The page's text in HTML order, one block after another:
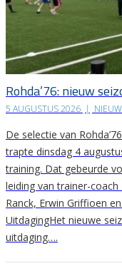
Rohda’76: nieuw
5 AUGUSTUS 2026 |
De selectie van
trapte dinsdag 4
training. Dat gebeurde
leiding van trainer-
Ranck, Erwin Griffioen
UitdagingHet nieuwe
uitdaging….